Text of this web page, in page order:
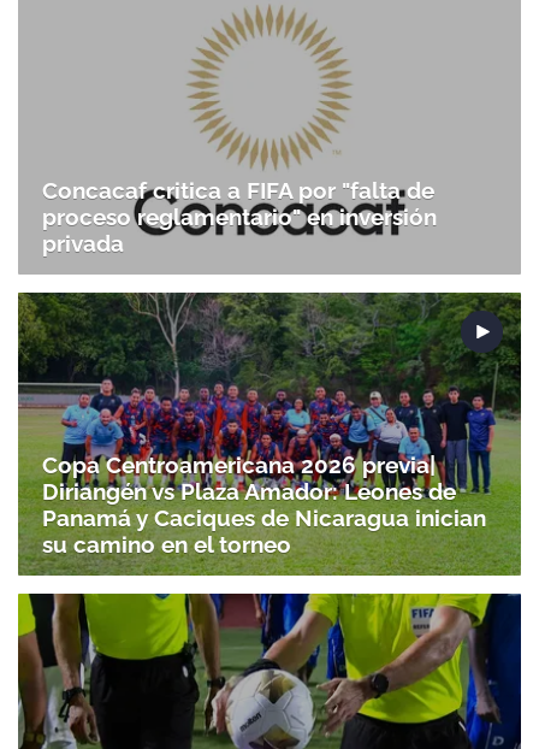
Concacaf critica a FIFA por "falta de
proceso reglamentario" en inversión
privada
Copa Centroamericana 2026 previa|
Diriangén vs Plaza Amador: Leones de
Panamá y Caciques de Nicaragua inician
su camino en el torneo